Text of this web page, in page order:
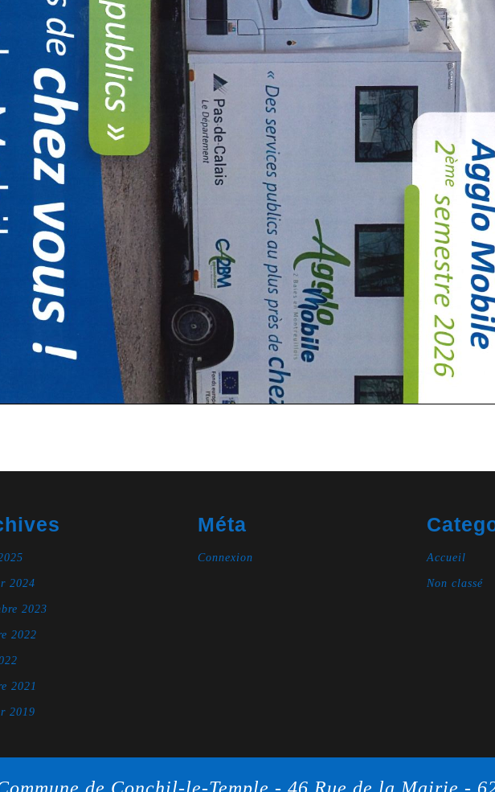
2024
2023
2022
2021
2019
Méta
Connexion Accueil
Non classé
de Conchil-le-Temple - 46 Rue de la Mairie -